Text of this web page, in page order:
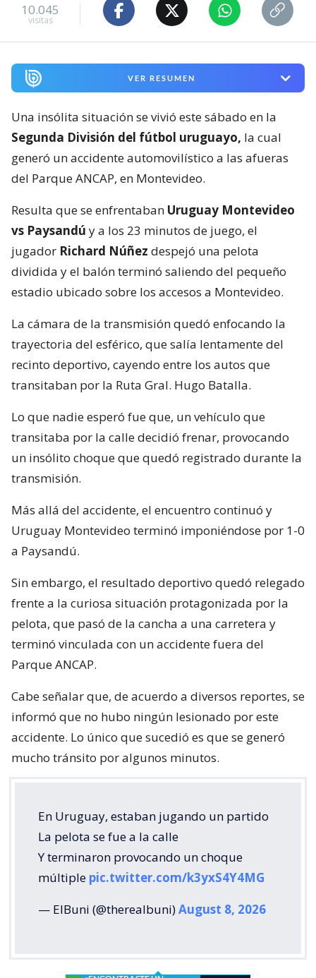
10.045
visitas
VER RESUMEN
Una insólita situación se vivió este sábado en la
Segunda División del fútbol uruguayo, la cual
generó un accidente automovilístico a las afueras
del Parque ANCAP, en Montevideo.
Resulta que se enfrentaban Uruguay Montevideo
vs Paysandú y a los 23 minutos de juego, el
jugador Richard Núñez despejó una pelota
dividida y el balón terminó saliendo del pequeño
estadio ubicado sobre los accesos a Montevideo.
La cámara de la transmisión quedó enfocando la
trayectoria del esférico, que salía lentamente del
recinto deportivo, cayendo entre los autos que
transitaban por la Ruta Gral. Hugo Batalla.
Lo que nadie esperó fue que, un vehículo que
transitaba por la calle decidió frenar, provocando
un insólito choque que quedó registrado durante la
transmisión.
Más allá del accidente, el encuentro continuó y
Uruguay Montevideo terminó imponiéndose por 1-0
a Paysandú.
Sin embargo, el resultado deportivo quedó relegado
frente a la curiosa situación protagonizada por la
pelota, que pasó de la cancha a una carretera y
terminó vinculada con un accidente fuera del
Parque ANCAP.
Cabe señalar que, de acuerdo a diversos reportes, se
informó que no hubo ningún lesionado por este
accidente. Lo único que sucedió es que se generó
mucho tránsito por algunos minutos.
En Uruguay, estaban jugando un partido
La pelota se fue a la calle
Y terminaron provocando un choque
múltiple pic.twitter.com/k3yxS4Y4MG
— ElBuni (@therealbuni)August 8, 2026